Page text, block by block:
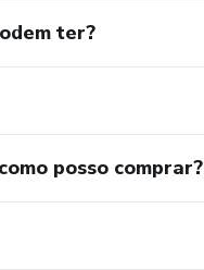
ter?
posso comprar?